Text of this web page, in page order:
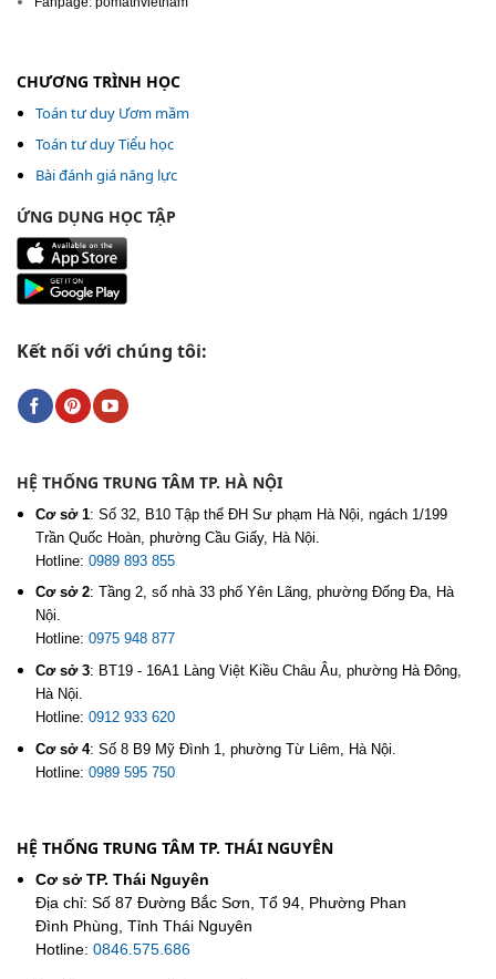
CHƯƠNG TRÌNH HỌC
Toán tư duy Ươm mầm
Toán tư duy Tiểu học
Bài đánh giá năng lực
ỨNG DỤNG HỌC TẬP
Kết nối với chúng tôi:
HỆ THỐNG TRUNG TÂM TP. HÀ NỘI
Cơ sở 1: Số 32, B10 Tập thể ĐH Sư phạm Hà Nội, ngách 1/199
Trần Quốc Hoàn, phường Cầu Giấy, Hà Nội.
Hotline: 0989 893 855
Cơ sở 2: Tầng 2, số nhà 33 phố Yên Lãng, phường Đống Đa, Hà
Nội.
Hotline: 0975 948 877
Cơ sở 3: BT19 - 16A1 Làng Việt Kiều Châu Âu, phường Hà Đông,
Hà Nội.
Hotline: 0912 933 620
Cơ sở 4: Số 8 B9 Mỹ Đình 1, phường Từ Liêm, Hà Nội.
Hotline: 0989 595 750
HỆ THỐNG TRUNG TÂM TP. THÁI NGUYÊN
Cơ sở TP. Thái Nguyên
Địa chỉ: Số 87 Đường Bắc Sơn, Tổ 94, Phường Phan
Đình Phùng, Tỉnh Thái Nguyên
Hotline: 0846.575.686